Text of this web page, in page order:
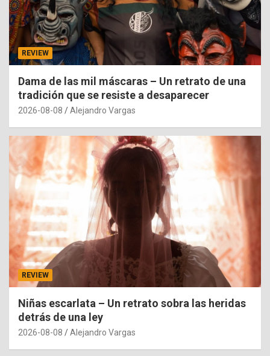
REVIEW
Dama de las mil máscaras – Un retrato de una
tradición que se resiste a desaparecer
2026-08-08 Alejandro Vargas
REVIEW
Niñas escarlata – Un retrato sobra las heridas
detrás de una ley
2026-08-08 Alejandro Vargas